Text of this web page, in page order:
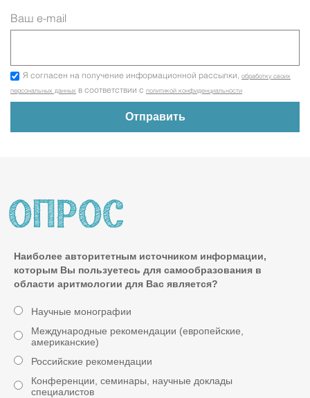
Ваш e-mail
Я согласен на получение информационной рассылки, обработку своих
персональных данных в соответствии с политикой конфиденциальности
Наиболее авторитетным источником информации,
которым Вы пользуетесь для самообразования в
области аритмологии для Вас является?
Научные монографии
Международные рекомендации (европейские,
американские)
Российские рекомендации
Конференции, семинары, научные доклады
специалистов